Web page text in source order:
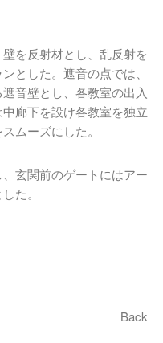
を反射材とし、乱反射を
とした。遮音の点では、
音壁とし、各教室の出入
廊下を設け各教室を独立
ムーズにした。
玄関前のゲートにはアー
た。
Back